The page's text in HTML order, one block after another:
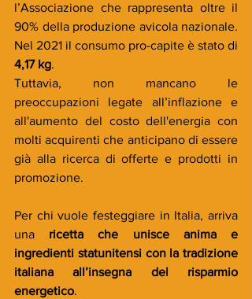
l’Associazione che rappresenta oltre il
90% della produzione avicola nazionale.
4,17 kg.
Tuttavia, non mancano le
preoccupazioni legate all’inflazione e
all'aumento del costo dell'energia con
molti acquirenti che anticipano di essere
già alla ricerca di offerte e prodotti in
promozione.
Per chi vuole festeggiare in Italia, arriva
una ricetta che unisce anima e
ingredienti statunitensi con la tradizione
italiana all’insegna del risparmio
energetico.